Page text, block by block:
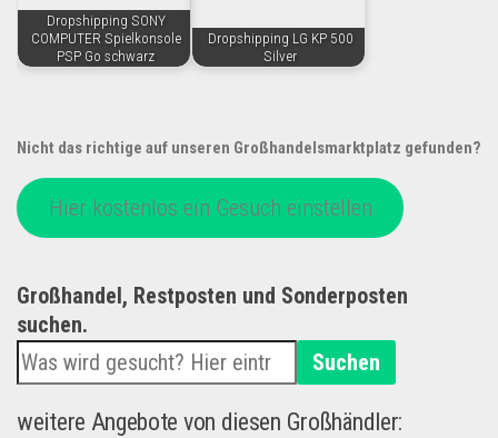
Dropshipping SONY
COMPUTER Spielkonsole
PSP Go schwarz
Dropshipping LG KP 500
Silver
Nicht das richtige auf unseren Großhandelsmarktplatz gefunden?
Hier kostenlos ein Gesuch einstellen
Großhandel, Restposten und Sonderposten
suchen.
Suchen
weitere Angebote von diesen Großhändler: